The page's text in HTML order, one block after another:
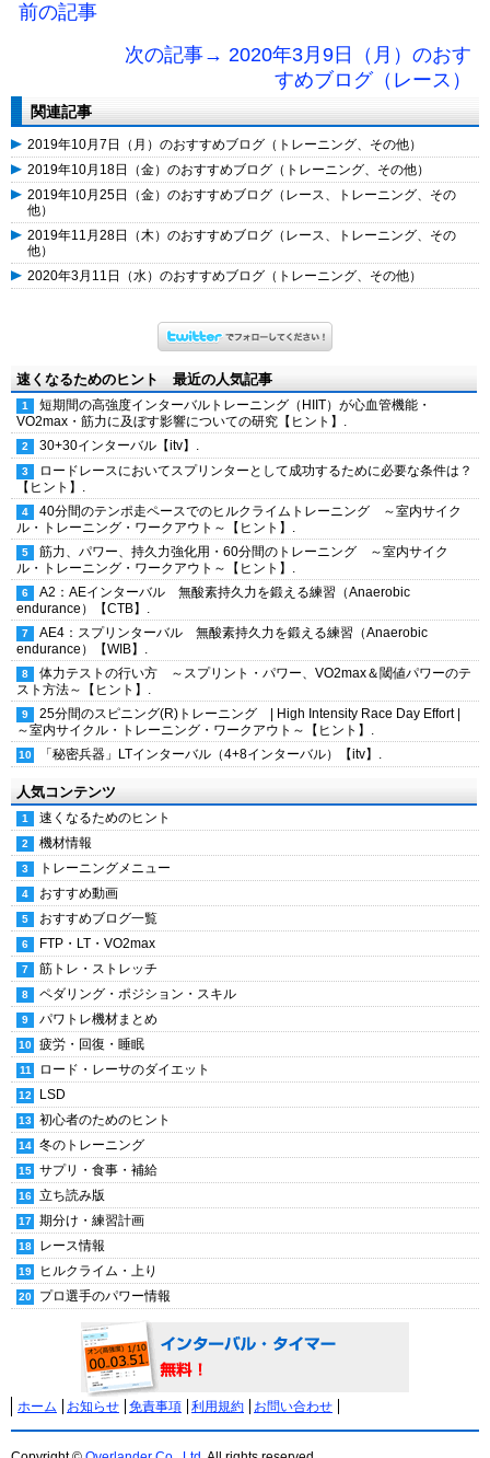
前の記事
次の記事→ 2020年3月9日（月）のおす
すめブログ（レース）
関連記事
2019年10月7日（月）のおすすめブログ（トレーニング、その他）
2019年10月18日（金）のおすすめブログ（トレーニング、その他）
2019年10月25日（金）のおすすめブログ（レース、トレーニング、その
他）
2019年11月28日（木）のおすすめブログ（レース、トレーニング、その
他）
2020年3月11日（水）のおすすめブログ（トレーニング、その他）
速くなるためのヒント 最近の人気記事
短期間の高強度インターバルトレーニング（HIIT）が心血管機能・
VO2max・筋力に及ぼす影響についての研究【ヒント】.
30+30インターバル【itv】.
ロードレースにおいてスプリンターとして成功するために必要な条件は？
【ヒント】.
40分間のテンポ走ペースでのヒルクライムトレーニング ～室内サイク
ル・トレーニング・ワークアウト～【ヒント】.
筋力、パワー、持久力強化用・60分間のトレーニング ～室内サイク
ル・トレーニング・ワークアウト～【ヒント】.
A2：AEインターバル 無酸素持久力を鍛える練習（Anaerobic
endurance）【CTB】.
AE4：スプリンターバル 無酸素持久力を鍛える練習（Anaerobic
endurance）【WIB】.
体力テストの行い方 ～スプリント・パワー、VO2max＆閾値パワーのテ
スト方法～【ヒント】.
25分間のスピニング(R)トレーニング | High Intensity Race Day Effort |
～室内サイクル・トレーニング・ワークアウト～【ヒント】.
「秘密兵器」LTインターバル（4+8インターバル）【itv】.
人気コンテンツ
速くなるためのヒント
機材情報
トレーニングメニュー
おすすめ動画
おすすめブログ一覧
FTP・LT・VO2max
筋トレ・ストレッチ
ペダリング・ポジション・スキル
パワトレ機材まとめ
疲労・回復・睡眠
ロード・レーサのダイエット
LSD
初心者のためのヒント
冬のトレーニング
サプリ・食事・補給
立ち読み版
期分け・練習計画
レース情報
ヒルクライム・上り
プロ選手のパワー情報
ホーム お知らせ 免責事項 利用規約 お問い合わせ